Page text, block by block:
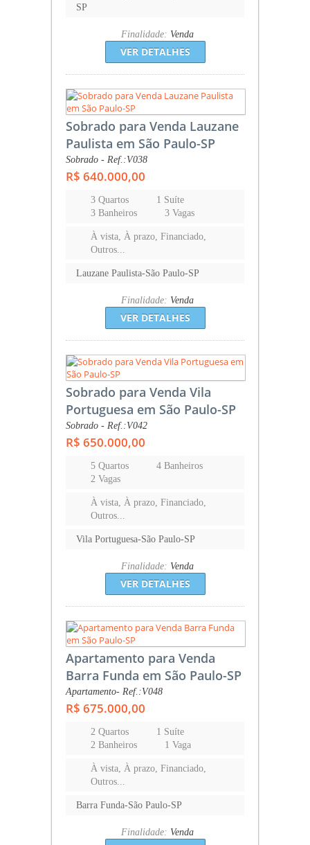
SP
Finalidade: Venda
VER DETALHES
Sobrado para Venda Lauzane
Paulista em São Paulo-SP
Sobrado - Ref.:V038
R$ 640.000,00
3 Quartos
1 Suíte
3 Banheiros
3 Vagas
À vista, À prazo, Financiado,
Outros...
Lauzane Paulista-São Paulo-SP
Finalidade: Venda
VER DETALHES
Sobrado para Venda Vila
Portuguesa em São Paulo-SP
Sobrado - Ref.:V042
R$ 650.000,00
5 Quartos
4 Banheiros
2 Vagas
À vista, À prazo, Financiado,
Outros...
Vila Portuguesa-São Paulo-SP
Finalidade: Venda
VER DETALHES
Apartamento para Venda
Barra Funda em São Paulo-SP
Apartamento- Ref.:V048
R$ 675.000,00
2 Quartos
1 Suíte
2 Banheiros
1 Vaga
À vista, À prazo, Financiado,
Outros...
Barra Funda-São Paulo-SP
Finalidade: Venda